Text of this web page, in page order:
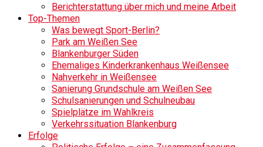
Berichterstattung über mich und meine Arbeit
Top-Themen
Was bewegt Sport-Berlin?
Park am Weißen See
Blankenburger Süden
Ehemaliges Kinderkrankenhaus Weißensee
Nahverkehr in Weißensee
Sanierung Grundschule am Weißen See
Schulsanierungen und Schulneubau
Spielplätze im Wahlkreis
Verkehrssituation Blankenburg
Erfolge